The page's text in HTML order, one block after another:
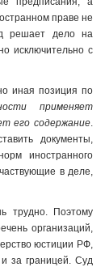
праве не
решает дело на
исключительно с
иная позиция по
применяет
его содержание.
документы,
иностранного
в деле,
трудно. Поэтому
организаций,
юстиции РФ,
за границей. Суд